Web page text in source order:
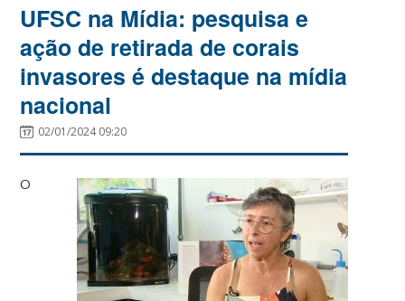
UFSC na Mídia: pesquisa e
ação de retirada de corais
invasores é destaque na mídia
nacional
02/01/2024 09:20
O